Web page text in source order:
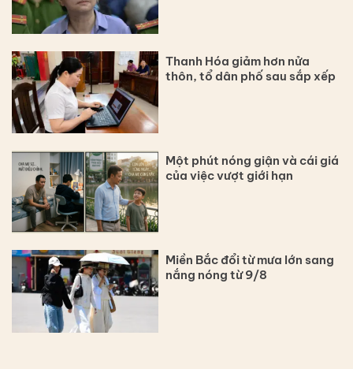
Thanh Hóa giảm hơn nửa
thôn, tổ dân phố sau sắp xếp
Một phút nóng giận và cái giá
của việc vượt giới hạn
Miền Bắc đổi từ mưa lớn sang
nắng nóng từ 9/8